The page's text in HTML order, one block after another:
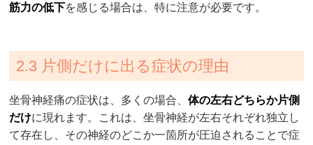
筋力の低下を感じる場合は、特に注意が必要です。
2.3 片側だけに出る症状の理由
坐骨神経痛の症状は、多くの場合、体の左右どちらか片側
だけに現れます。これは、坐骨神経が左右それぞれ独立し
て存在し、その神経のどこか一箇所が圧迫されることで症